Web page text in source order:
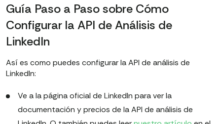
Guía Paso a Paso sobre Cómo
Configurar la API de Análisis de
LinkedIn
Así es como puedes configurar la API de análisis de
LinkedIn:
Ve a la página oficial de LinkedIn para ver la
documentación y precios de la API de análisis de